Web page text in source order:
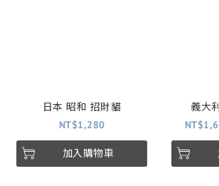
日本 昭和 招財貓
NT$1,280
加入購物車
義大